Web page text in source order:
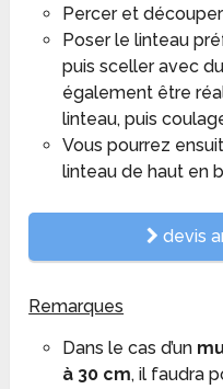
Percer et
Poser le linteau
puis sceller avec
également être
linteau, puis
Vous pourrez
linteau de haut en
devis
Remarques
Dans le cas d’un
à 30 cm, il faudra